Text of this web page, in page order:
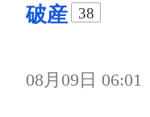
破産
38
08月09日 06:01